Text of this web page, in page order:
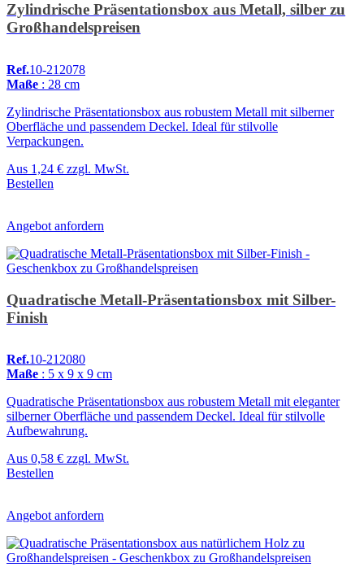
Zylindrische Präsentationsbox aus Metall, silber zu
Großhandelspreisen
Ref.10-212078
Maße : 28 cm
Zylindrische Präsentationsbox aus robustem Metall mit silberner
Oberfläche und passendem Deckel. Ideal für stilvolle
Verpackungen.
Aus 1,24 € zzgl. MwSt.
Bestellen
Angebot anfordern
Quadratische Metall-Präsentationsbox mit Silber-
Finish
Ref.10-212080
Maße : 5 x 9 x 9 cm
Quadratische Präsentationsbox aus robustem Metall mit eleganter
silberner Oberfläche und passendem Deckel. Ideal für stilvolle
Aufbewahrung.
Aus 0,58 € zzgl. MwSt.
Bestellen
Angebot anfordern